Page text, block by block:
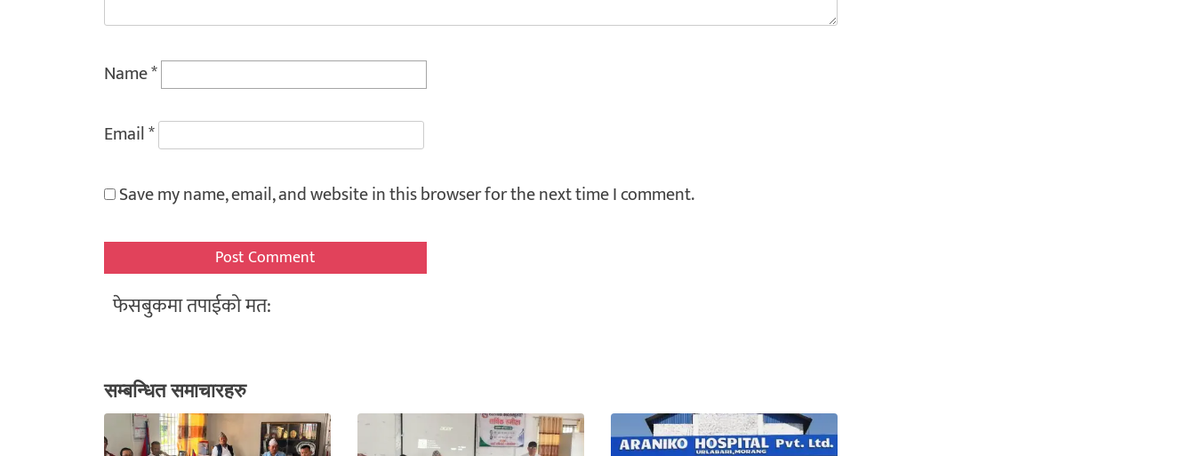
Name*
Email*
Save my name, email, and website in this browser for the next time I comment.
फेसबुकमा तपाईको मत:
सम्बन्धित समाचारहरु